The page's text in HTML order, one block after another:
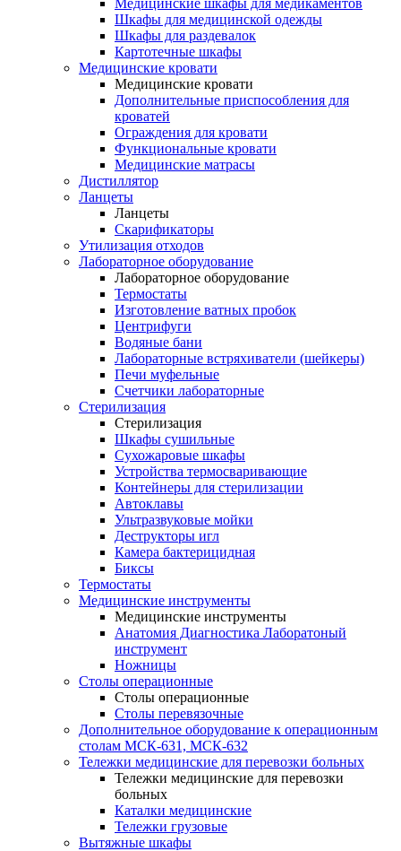
Медицинские шкафы для медикаментов
Шкафы для медицинской одежды
Шкафы для раздевалок
Картотечные шкафы
Медицинские кровати
Медицинские кровати
Дополнительные приспособления для
кроватей
Ограждения для кровати
Функциональные кровати
Медицинские матрасы
Дистиллятор
Ланцеты
Ланцеты
Скарификаторы
Утилизация отходов
Лабораторное оборудование
Лабораторное оборудование
Термостаты
Изготовление ватных пробок
Центрифуги
Водяные бани
Лабораторные встряхиватели (шейкеры)
Печи муфельные
Счетчики лабораторные
Стерилизация
Стерилизация
Шкафы сушильные
Сухожаровые шкафы
Устройства термосваривающие
Контейнеры для стерилизации
Автоклавы
Ультразвуковые мойки
Деструкторы игл
Камера бактерицидная
Биксы
Термостаты
Медицинские инструменты
Медицинские инструменты
Анатомия Диагностика Лаборатоный
инструмент
Ножницы
Столы операционные
Столы операционные
Столы перевязочные
Дополнительное оборудование к операционным
столам МСК-631, МСК-632
Тележки медицинские для перевозки больных
Тележки медицинские для перевозки
больных
Каталки медицинские
Тележки грузовые
Вытяжные шкафы